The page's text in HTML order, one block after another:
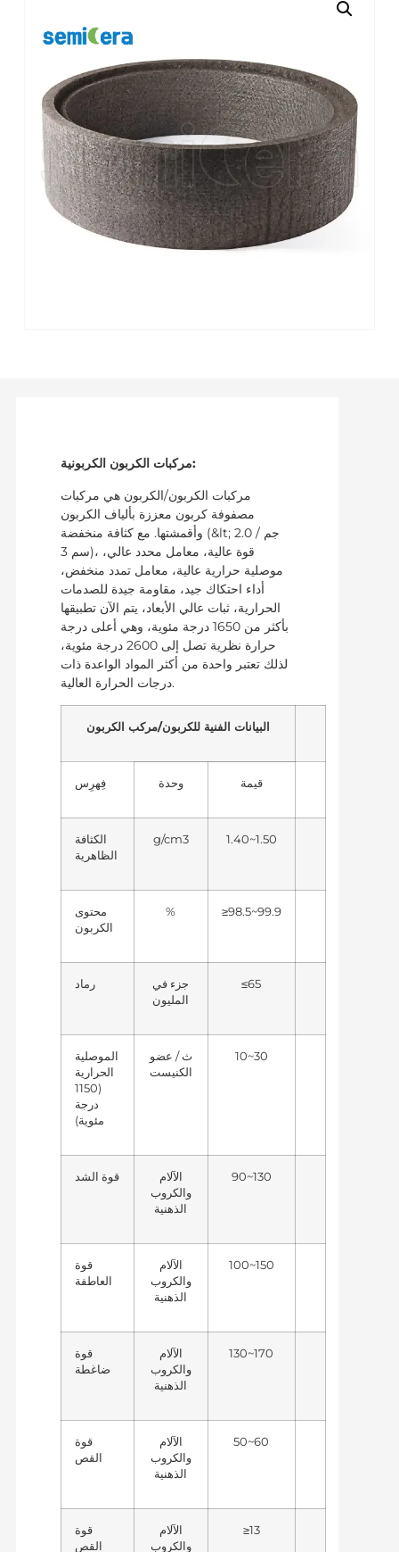
مركبات الكربون الكربونية:
مركبات الكربون/الكربون هي مركبات
مصفوفة كربون معززة بألياف الكربون
وأقمشتها. مع كثافة منخفضة (&lt; 2.0 جم /
سم 3)، قوة عالية، معامل محدد عالي،
موصلية حرارية عالية، معامل تمدد منخفض،
أداء احتكاك جيد، مقاومة جيدة للصدمات
الحرارية، ثبات عالي الأبعاد، يتم الآن تطبيقها
بأكثر من 1650 درجة مئوية، وهي أعلى درجة
حرارة نظرية تصل إلى 2600 درجة مئوية،
لذلك تعتبر واحدة من أكثر المواد الواعدة ذات
درجات الحرارة العالية.
البيانات الفنية للكربون/مركب الكربون
فِهرِس وحدة قيمة
الكثافة
الظاهرية
g/cm3 1.40~1.50
محتوى
الكربون
% ≥98.5~99.9
رماد
جزء في
المليون
≤65
الموصلية
الحرارية
(1150
درجة
ث / عضو
الكنيست
10~30
قوة الشد
الآلام
والكروب
الذهنية
90~130
قوة
العاطفة
الآلام
والكروب
الذهنية
100~150
قوة
ضاغطة
الآلام
والكروب
الذهنية
130~170
قوة
القص
الآلام
والكروب
الذهنية
50~60
قوة
القص
الآلام
والكروب
≥13